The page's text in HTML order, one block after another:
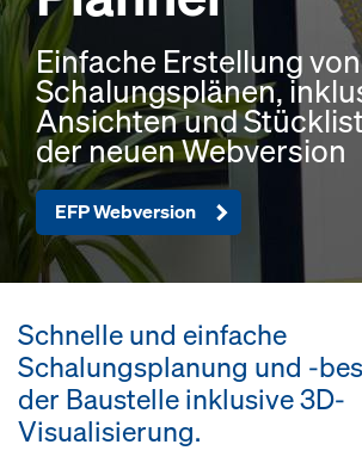
Einfache Erstellung von
Schalungsplänen,
Ansichten und
der neuen Webversion
EFP Webversion
Schnelle und einfache
Schalungsplanung und -
der Baustelle inklusive 3D-
Visualisierung.